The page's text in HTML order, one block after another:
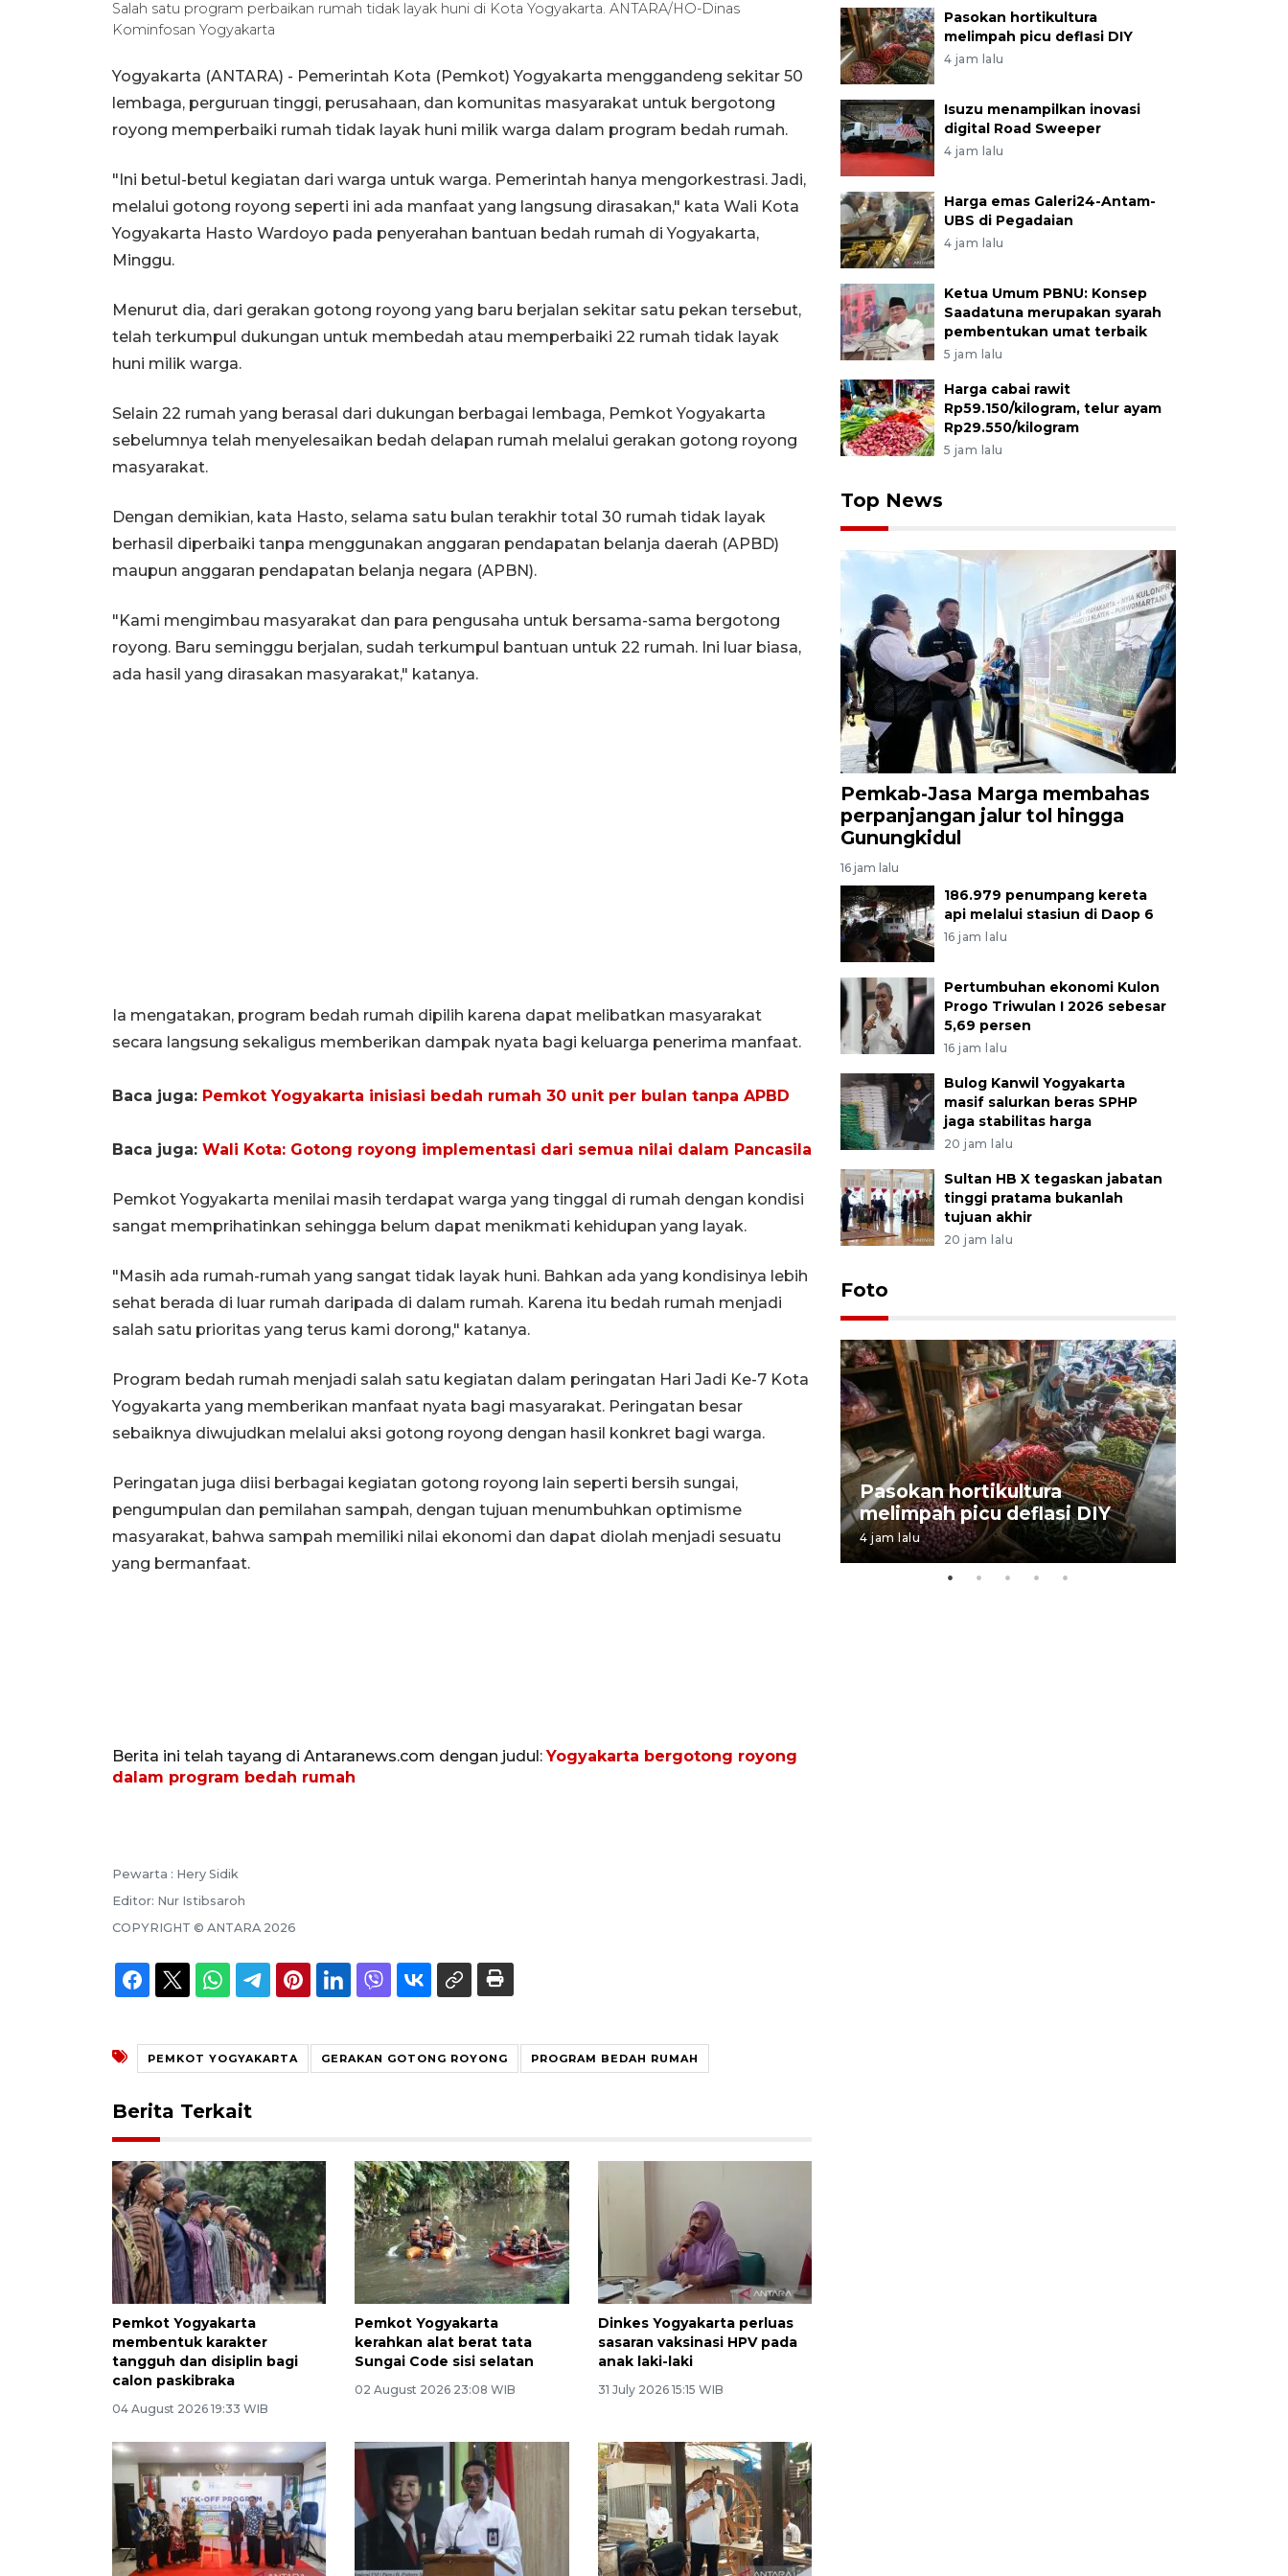
Salah satu program perbaikan rumah tidak layak huni di Kota Yogyakarta. ANTARA/HO-Dinas
Kominfosan Yogyakarta
Yogyakarta (ANTARA) - Pemerintah Kota (Pemkot) Yogyakarta menggandeng sekitar 50
lembaga, perguruan tinggi, perusahaan, dan komunitas masyarakat untuk bergotong
royong memperbaiki rumah tidak layak huni milik warga dalam program bedah rumah.
"Ini betul-betul kegiatan dari warga untuk warga. Pemerintah hanya mengorkestrasi. Jadi,
melalui gotong royong seperti ini ada manfaat yang langsung dirasakan," kata Wali Kota
Yogyakarta Hasto Wardoyo pada penyerahan bantuan bedah rumah di Yogyakarta,
Minggu.
Menurut dia, dari gerakan gotong royong yang baru berjalan sekitar satu pekan tersebut,
telah terkumpul dukungan untuk membedah atau memperbaiki 22 rumah tidak layak
huni milik warga.
Selain 22 rumah yang berasal dari dukungan berbagai lembaga, Pemkot Yogyakarta
sebelumnya telah menyelesaikan bedah delapan rumah melalui gerakan gotong royong
masyarakat.
Dengan demikian, kata Hasto, selama satu bulan terakhir total 30 rumah tidak layak
berhasil diperbaiki tanpa menggunakan anggaran pendapatan belanja daerah (APBD)
maupun anggaran pendapatan belanja negara (APBN).
"Kami mengimbau masyarakat dan para pengusaha untuk bersama-sama bergotong
royong. Baru seminggu berjalan, sudah terkumpul bantuan untuk 22 rumah. Ini luar biasa,
ada hasil yang dirasakan masyarakat," katanya.
Ia mengatakan, program bedah rumah dipilih karena dapat melibatkan masyarakat
secara langsung sekaligus memberikan dampak nyata bagi keluarga penerima manfaat.
Baca juga: Pemkot Yogyakarta inisiasi bedah rumah 30 unit per bulan tanpa APBD
Baca juga: Wali Kota: Gotong royong implementasi dari semua nilai dalam Pancasila
Pemkot Yogyakarta menilai masih terdapat warga yang tinggal di rumah dengan kondisi
sangat memprihatinkan sehingga belum dapat menikmati kehidupan yang layak.
"Masih ada rumah-rumah yang sangat tidak layak huni. Bahkan ada yang kondisinya lebih
sehat berada di luar rumah daripada di dalam rumah. Karena itu bedah rumah menjadi
salah satu prioritas yang terus kami dorong," katanya.
Program bedah rumah menjadi salah satu kegiatan dalam peringatan Hari Jadi Ke-7 Kota
Yogyakarta yang memberikan manfaat nyata bagi masyarakat. Peringatan besar
sebaiknya diwujudkan melalui aksi gotong royong dengan hasil konkret bagi warga.
Peringatan juga diisi berbagai kegiatan gotong royong lain seperti bersih sungai,
pengumpulan dan pemilahan sampah, dengan tujuan menumbuhkan optimisme
masyarakat, bahwa sampah memiliki nilai ekonomi dan dapat diolah menjadi sesuatu
yang bermanfaat.
Berita ini telah tayang di Antaranews.com dengan judul:Yogyakarta bergotong royong
dalam program bedah rumah
Pewarta : Hery Sidik
Editor: Nur Istibsaroh
COPYRIGHT © ANTARA 2026
PEMKOT YOGYAKARTA GERAKAN GOTONG ROYONG PROGRAM BEDAH RUMAH
Berita Terkait
Pemkot Yogyakarta
membentuk karakter
tangguh dan disiplin bagi
calon paskibraka
04 August 2026 19:33 WIB
Pemkot Yogyakarta
kerahkan alat berat tata
Sungai Code sisi selatan
02 August 2026 23:08 WIB
Dinkes Yogyakarta perluas
sasaran vaksinasi HPV pada
anak laki-laki
31 July 2026 15:15 WIB
Pasokan hortikultura
melimpah picu deflasi DIY
4 jam lalu
Isuzu menampilkan inovasi
digital Road Sweeper
4 jam lalu
Harga emas Galeri24-Antam-
UBS di Pegadaian
4 jam lalu
Ketua Umum PBNU: Konsep
Saadatuna merupakan syarah
pembentukan umat terbaik
5 jam lalu
Harga cabai rawit
Rp59.150/kilogram, telur ayam
Rp29.550/kilogram
5 jam lalu
Top News
Pemkab-Jasa Marga membahas
perpanjangan jalur tol hingga
Gunungkidul
16 jam lalu
186.979 penumpang kereta
api melalui stasiun di Daop 6
16 jam lalu
Pertumbuhan ekonomi Kulon
Progo Triwulan I 2026 sebesar
5,69 persen
16 jam lalu
Bulog Kanwil Yogyakarta
masif salurkan beras SPHP
jaga stabilitas harga
20 jam lalu
Sultan HB X tegaskan jabatan
tinggi pratama bukanlah
tujuan akhir
20 jam lalu
Foto
Bantul Creative Expo 2026
02 August 2026 0:49 WIB
Pasokan hortikultura
melimpah picu deflasi DIY
4 jam lalu